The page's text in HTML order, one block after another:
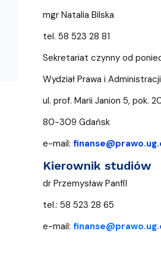
mgr Natalia Bilska
tel. 58 523 28 81
Sekretariat czynny od
Wydział Prawa i
ul. prof. Marii Janion 5, pok.
80-309 Gdańsk
e-mail:
Kierownik studiów
dr Przemysław Panfil
tel.: 58 523 28 65
e-mail: